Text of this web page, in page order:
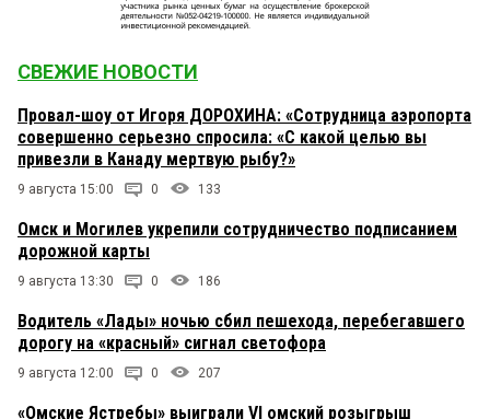
СВЕЖИЕ НОВОСТИ
Провал-шоу от Игоря ДОРОХИНА: «Сотрудница аэропорта
совершенно серьезно спросила: «С какой целью вы
привезли в Канаду мертвую рыбу?»
9 августа 15:00 0 133
Омск и Могилев укрепили сотрудничество подписанием
дорожной карты
9 августа 13:30 0 186
Водитель «Лады» ночью сбил пешехода, перебегавшего
дорогу на «красный» сигнал светофора
9 августа 12:00 0 207
«Омские Ястребы» выиграли VI омский розыгрыш